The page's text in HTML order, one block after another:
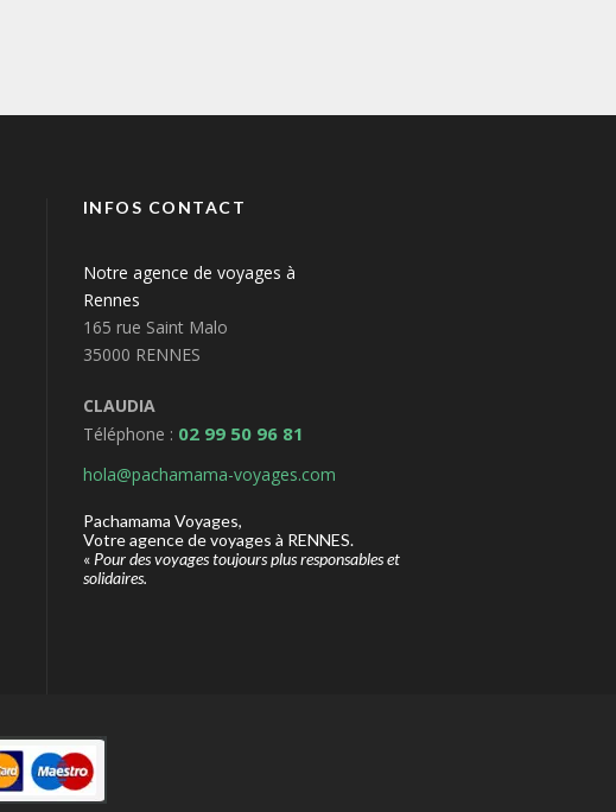
INFOS CONTACT
Notre agence de voyages à
Rennes
165 rue Saint Malo
35000 RENNES
CLAUDIA
Téléphone : 02 99 50 96 81
hola@pachamama-voyages.com
Pachamama Voyages,
Votre agence de voyages à RENNES.
« Pour des voyages toujours plus responsables et
solidaires.